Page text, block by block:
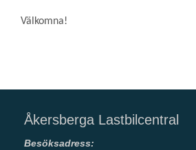
Välkomna!
Åkersberga Lastbilcentral
Besöksadress: